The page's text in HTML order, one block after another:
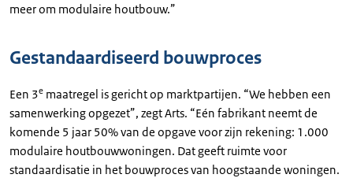
meer om modulaire houtbouw.”
Gestandaardiseerd bouwproces
Een 3e maatregel is gericht op marktpartijen. “We hebben een
samenwerking opgezet”, zegt Arts. “Eén fabrikant neemt de
komende 5 jaar 50% van de opgave voor zijn rekening: 1.000
modulaire houtbouwwoningen. Dat geeft ruimte voor
standaardisatie in het bouwproces van hoogstaande woningen.